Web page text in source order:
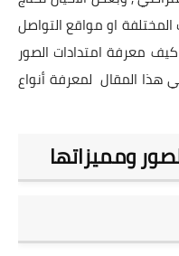
او مواقع التواصل
معرفة امتدادات الصور
هذا المقال لمعرفة أنواع
ومميزاتها